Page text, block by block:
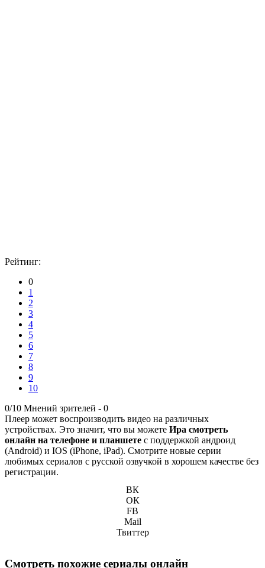
Рейтинг:
0
1
2
3
4
5
6
7
8
9
10
0/10 Мнений зрителей - 0
Плеер может воспроизводить видео на различных
устройствах. Это значит, что вы можете Ира смотреть
онлайн на телефоне и планшете с поддержкой андроид
(Android) и IOS (iPhone, iPad). Смотрите новые серии
любимых сериалов с русской озвучкой в хорошем качестве без
регистрации.
ВК
ОК
FB
Mail
Твиттер
Смотреть похожие сериалы онлайн